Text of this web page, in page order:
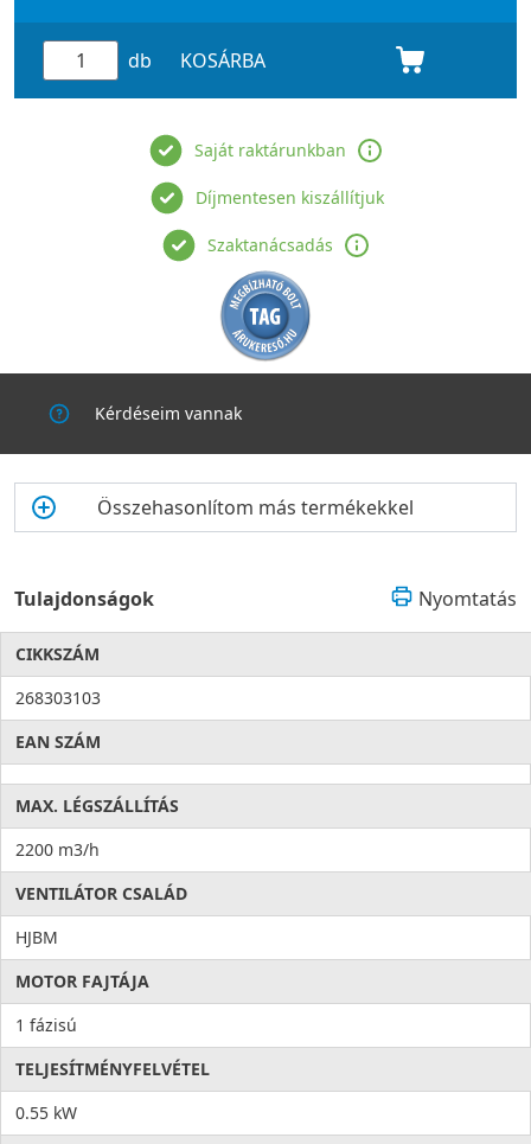
db KOSÁRBA
Saját raktárunkban
Díjmentesen kiszállítjuk
Szaktanácsadás
Kérdéseim vannak
Összehasonlítom más termékekkel
Tulajdonságok Nyomtatás
CIKKSZÁM
268303103
EAN SZÁM
MAX. LÉGSZÁLLÍTÁS
2200 m3/h
VENTILÁTOR CSALÁD
HJBM
MOTOR FAJTÁJA
1 fázisú
TELJESÍTMÉNYFELVÉTEL
0.55 kW